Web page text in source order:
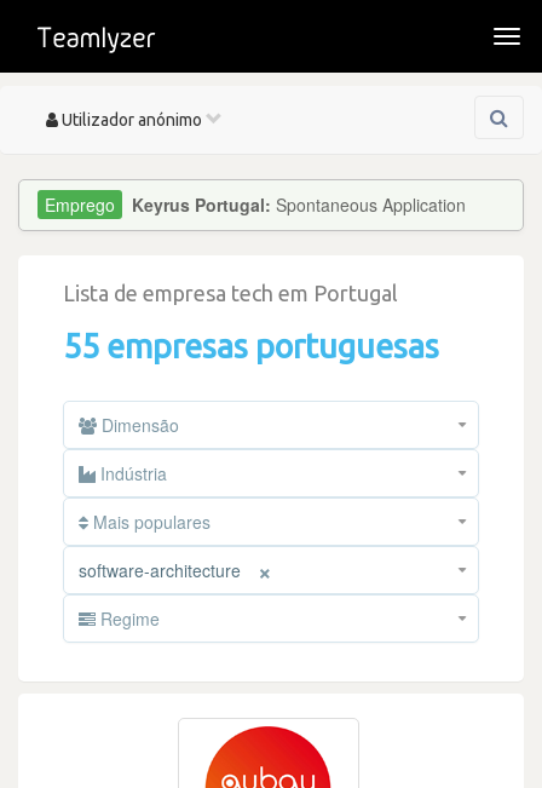
Toggle
Utilizador anónimo
Keyrus Portugal: Spontaneous Application
Lista de empresa tech em Portugal
55 empresas portuguesas
Dimensão
Indústria
Mais populares
×
software-architecture
Regime